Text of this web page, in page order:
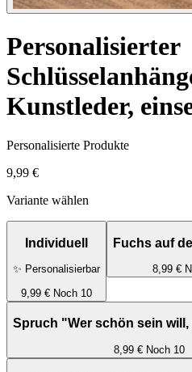
Personalisierter
Kunstleder,
Personalisierte Produkte
9,99 €
Variante wählen
Individuell
✨ Personalisierbar
9,99 € Noch 10
Fuchs auf
8,99 €
Spruch "Wer schön sein
8,99 € Noch 10